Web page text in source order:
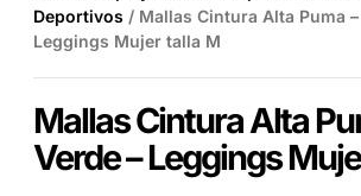
Deportivos / Mallas Cintura Alta Puma –
Leggings Mujer talla M
Mallas Cintura Alta
Verde – Leggings